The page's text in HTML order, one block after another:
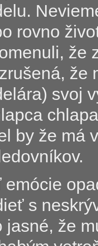
rovno
že
že
svoj
by že má
emócie
s
jasné, že